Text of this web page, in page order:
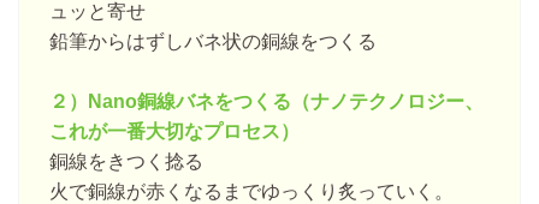
ュッと寄せ
鉛筆からはずしバネ状の銅線をつくる
２）Nano銅線バネをつくる（ナノテクノロジー、
これが一番大切なプロセス）
銅線をきつく捻る
火で銅線が赤くなるまでゆっくり炙っていく。